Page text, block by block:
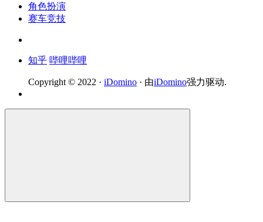
角色扮演
赛车竞技
知乎 哔哩哔哩
Copyright © 2022 · iDomino · 由iDomino强力驱动.